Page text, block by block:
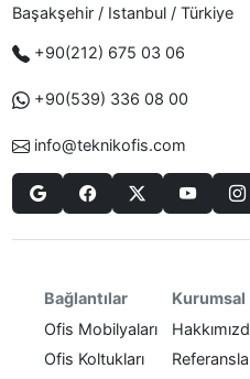
Başakşehir / Istanbul / Türkiye
+90(212) 675 03 06
+90(539) 336 08 00
info@teknikofis.com
Bağlantılar
Ofis Mobilyaları
Ofis Koltukları
Kurumsal